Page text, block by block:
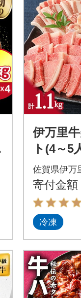
伊万里
ト(4～
298
佐賀県伊万
寄付金額
冷凍